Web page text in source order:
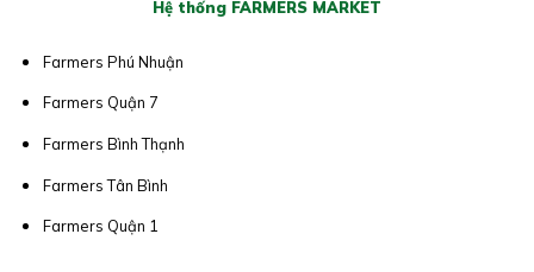
Hệ thống FARMERS MARKET
Farmers Phú Nhuận
Farmers Quận 7
Farmers Bình Thạnh
Farmers Tân Bình
Farmers Quận 1